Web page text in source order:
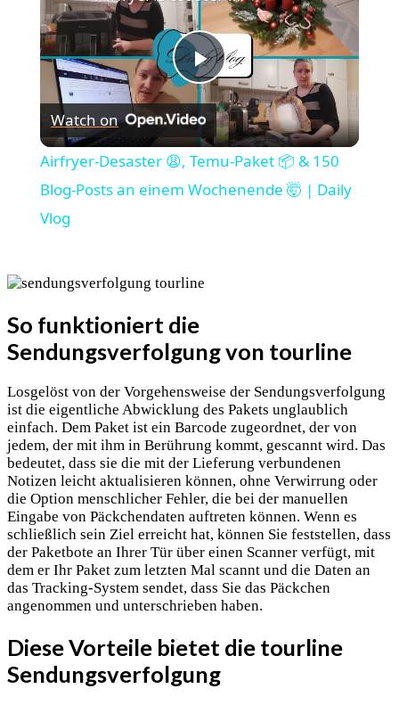
Play
Video
Watch on
Airfryer-Desaster 😩, Temu-Paket 📦 & 150
Blog-Posts an einem Wochenende 🤯 | Daily
Vlog
So funktioniert die
Sendungsverfolgung von tourline
Losgelöst von der Vorgehensweise der Sendungsverfolgung
ist die eigentliche Abwicklung des Pakets unglaublich
einfach. Dem Paket ist ein Barcode zugeordnet, der von
jedem, der mit ihm in Berührung kommt, gescannt wird. Das
bedeutet, dass sie die mit der Lieferung verbundenen
Notizen leicht aktualisieren können, ohne Verwirrung oder
die Option menschlicher Fehler, die bei der manuellen
Eingabe von Päckchendaten auftreten können. Wenn es
schließlich sein Ziel erreicht hat, können Sie feststellen, dass
der Paketbote an Ihrer Tür über einen Scanner verfügt, mit
dem er Ihr Paket zum letzten Mal scannt und die Daten an
das Tracking-System sendet, dass Sie das Päckchen
angenommen und unterschrieben haben.
Diese Vorteile bietet die tourline
Sendungsverfolgung